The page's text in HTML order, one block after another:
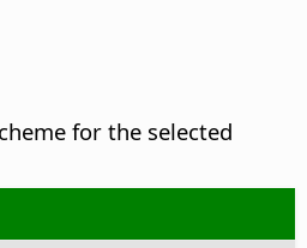
for the selected